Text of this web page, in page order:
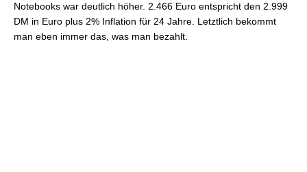
Notebooks war deutlich höher. 2.466 Euro entspricht den 2.999
DM in Euro plus 2% Inflation für 24 Jahre. Letztlich bekommt
man eben immer das, was man bezahlt.